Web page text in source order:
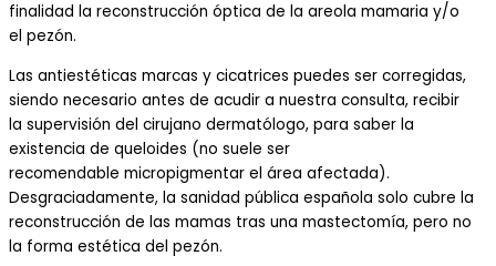
finalidad la reconstrucción óptica de la areola mamaria y/o
el pezón.
Las antiestéticas marcas y cicatrices puedes ser corregidas,
siendo necesario antes de acudir a nuestra consulta, recibir
la supervisión del cirujano dermatólogo, para saber la
existencia de queloides (no suele ser
recomendable micropigmentar el área afectada).
Desgraciadamente, la sanidad pública española solo cubre la
reconstrucción de las mamas tras una mastectomía, pero no
la forma estética del pezón.